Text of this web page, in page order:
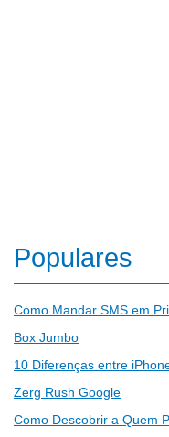
Populares
Como Mandar SMS em
Box Jumbo
10 Diferenças entre
Zerg Rush Google
Como Descobrir a Quem